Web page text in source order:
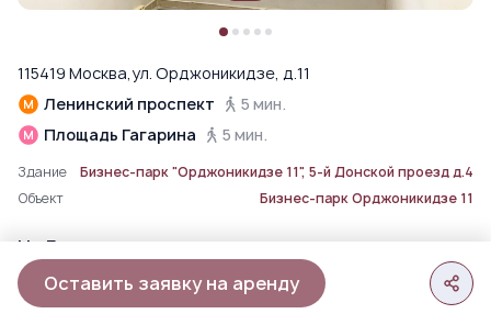
115419 Москва,ул. Орджоникидзе, д.11
Ленинский проспект
5 мин.
Площадь Гагарина
5 мин.
Здание
Бизнес-парк "Орджоникидзе 11", 5-й Донской проезд д.4
Объект
Бизнес-парк Орджоникидзе 11
На Генплане
Оставить заявку на аренду